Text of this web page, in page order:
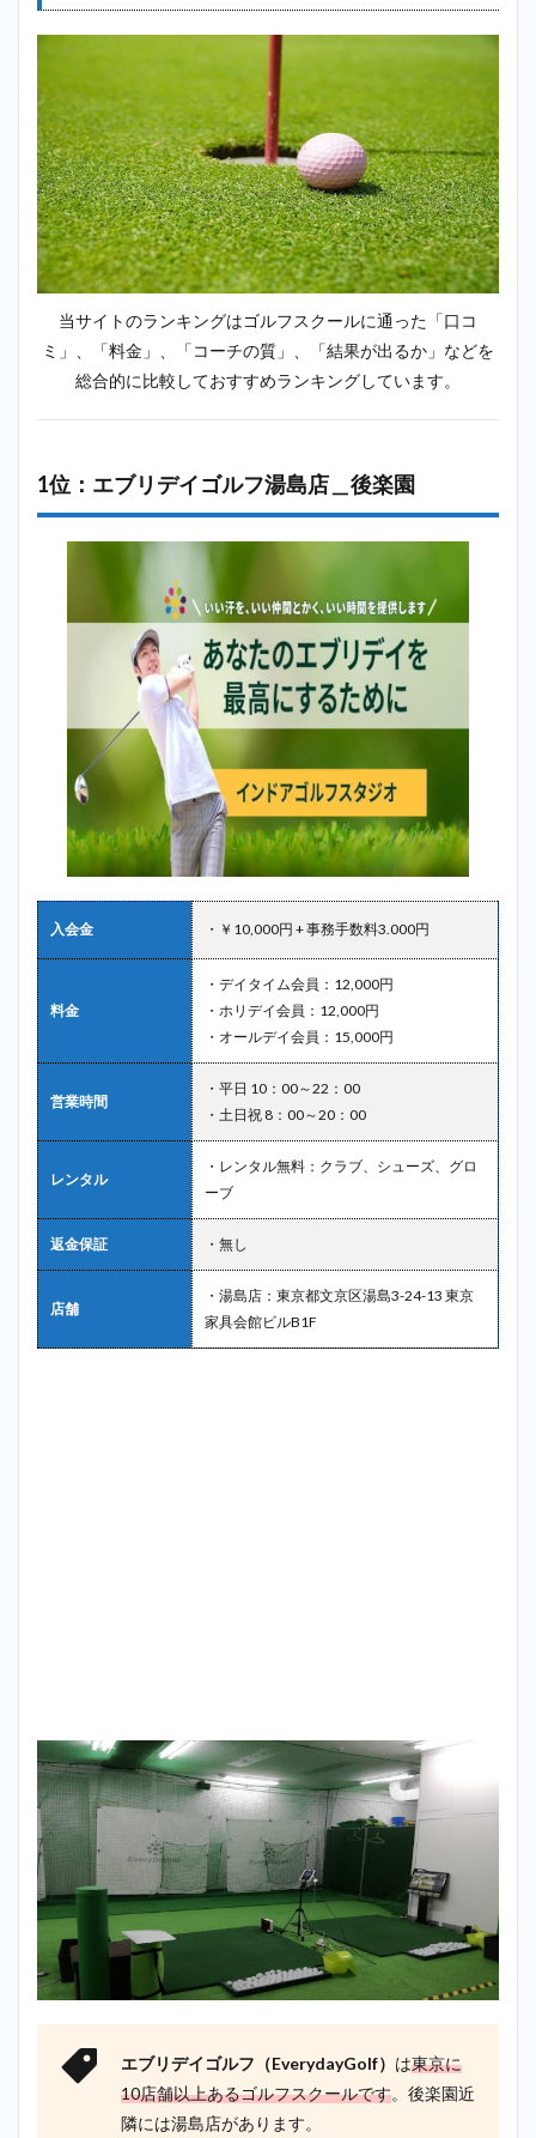
湯島
店＿
2.2
2
位：スマ
ートゴル
フ
（SMART
GOLF）
白山店＿
後楽園
位：
DOOR TO
GOLF（ド
アトゥゴ
ルフ）護
2.4
4位：
マイ
タイ
ル江
戸川
橋＿
後楽
園
5位：
アー
スゴ
ルフ
アカ
－春
日＿
2.6
6位：
スタ
千石
＿後
楽園
ーゴ
ルフ
クラ
ブ＿
72CLUB
＿後楽
園
2.10
10位：
わたし
のゴル
フ茗荷
谷店＿
3
探す
エブ
リデ
当サイトのランキングはゴルフスクールに通った「口コ
ミ」、「料金」、「コーチの質」、「結果が出るか」などを
総合的に比較しておすすめランキングしています。
1位：エブリデイゴルフ湯島店＿後楽園
入会金 ・￥10,000円 + 事務手数料3.000円
料金
・デイタイム会員：12,000円
・ホリデイ会員：12,000円
・オールデイ会員：15,000円
営業時間
・平日 10：00～22：00
・土日祝 8：00～20：00
レンタル
・レンタル無料：クラブ、シューズ、グロ
ーブ
返金保証 ・無し
店舗
・湯島店：東京都文京区湯島3-24-13 東京
家具会館ビルB1F
エブリデイゴルフ（EverydayGolf） は東京に
10店舗以上あるゴルフスクールです。後楽園近
隣には湯島店があります。